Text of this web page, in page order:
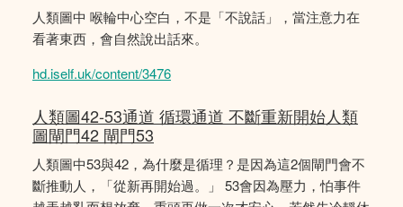
人類圖中 喉輪中心空白，不是「不說話」，當注意力在
看著東西，會自然說出話來。
hd.iself.uk/content/3476
人類圖42-53通道 循環通道 不斷重新開始人類
圖閘門42 閘門53
人類圖中53與42，為什麼是循理？是因為這2個閘門會不
斷推動人，「從新再開始過。」 53會因為壓力，怕事件